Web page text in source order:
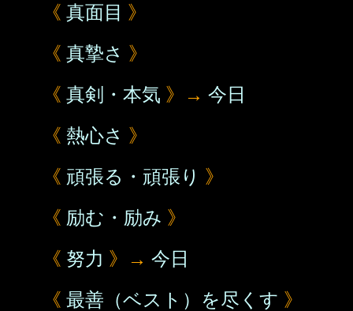
《 真面目 》
《 真摯さ 》
《 真剣・本気 》→ 今日
《 熱心さ 》
《 頑張る・頑張り 》
《 励む・励み 》
《 努力 》→ 今日
《 最善（ベスト）を尽くす 》